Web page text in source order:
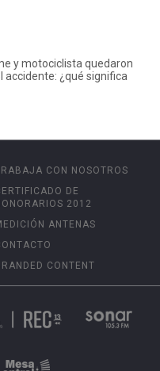
y motociclista quedaron
accidente: ¿qué significa
CON NOSOTROS
DE
2012
ANTENAS
CONTENT